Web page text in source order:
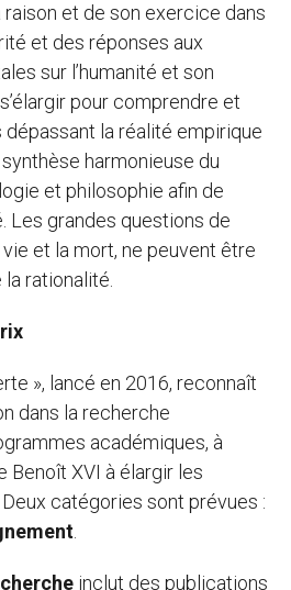
raison et de son exercice dans
et des réponses aux
sur l’humanité et son
pour comprendre et
la réalité empirique
harmonieuse du
et philosophie afin de
Les grandes questions de
vie et la mort, ne peuvent être
rationalité.
», lancé en 2016, reconnaît
dans la recherche
académiques, à
Benoît XVI à élargir les
catégories sont prévues :
inclut des publications